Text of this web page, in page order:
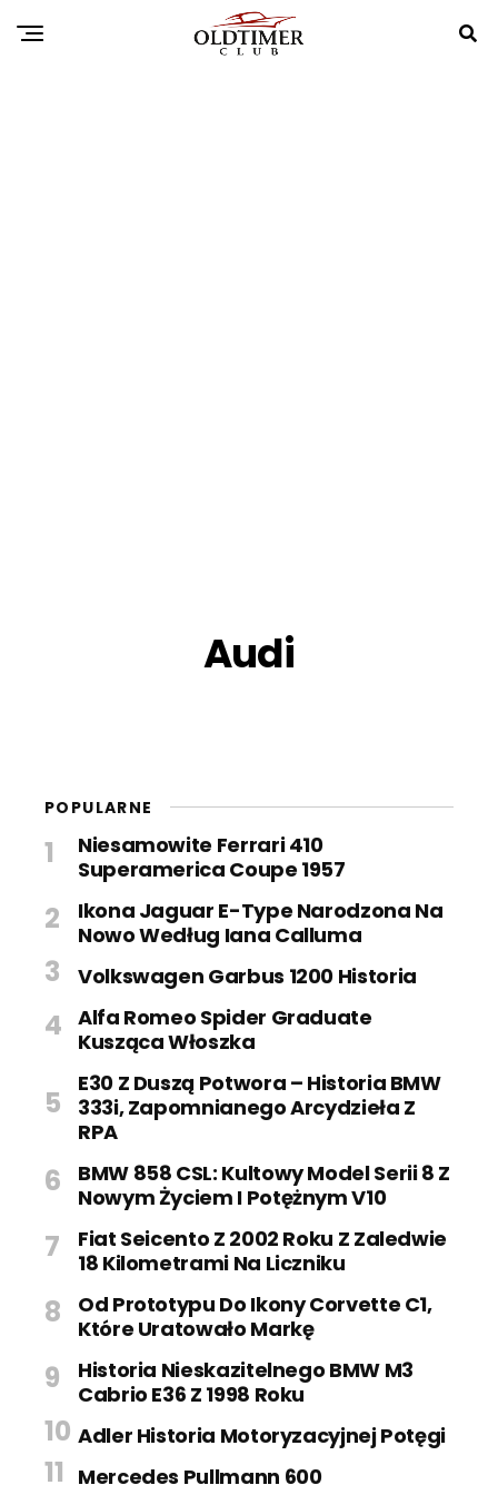
Audi
POPULARNE
Niesamowite Ferrari 410
Superamerica Coupe 1957
Ikona Jaguar E-Type Narodzona Na
Nowo Według Iana Calluma
Volkswagen Garbus 1200 Historia
Alfa Romeo Spider Graduate
Kusząca Włoszka
E30 Z Duszą Potwora – Historia BMW
333i, Zapomnianego Arcydzieła Z
RPA
BMW 858 CSL: Kultowy Model Serii 8 Z
Nowym Życiem I Potężnym V10
Fiat Seicento Z 2002 Roku Z Zaledwie
18 Kilometrami Na Liczniku
Od Prototypu Do Ikony Corvette C1,
Które Uratowało Markę
Historia Nieskazitelnego BMW M3
Cabrio E36 Z 1998 Roku
Adler Historia Motoryzacyjnej Potęgi
Mercedes Pullmann 600